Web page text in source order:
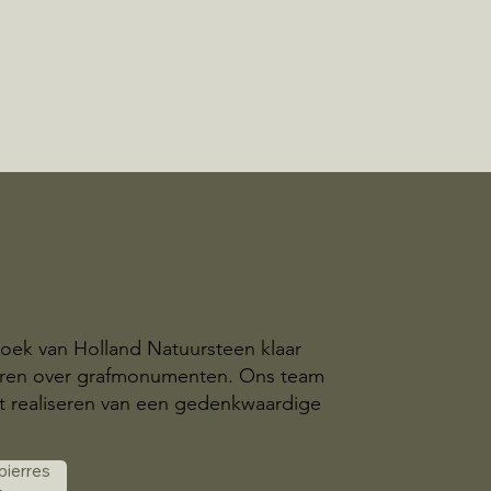
van Holland Natuursteen klaar
over grafmonumenten. Ons team
van een gedenkwaardige